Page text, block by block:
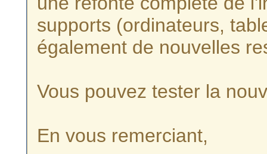
supports (ordinateurs,
également de nouvelles
Vous pouvez tester la
En vous remerciant,